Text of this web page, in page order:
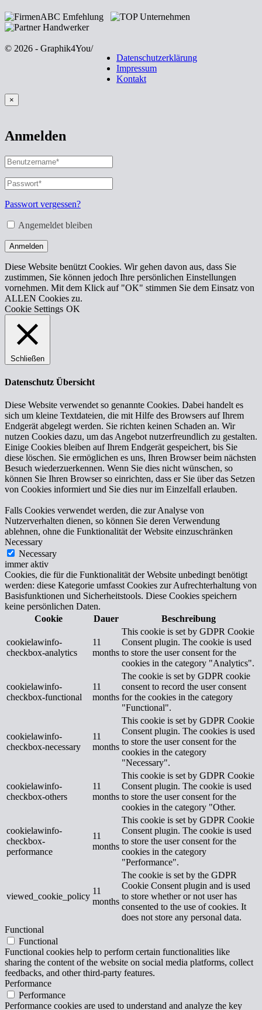
© 2026 - Graphik4You/
Datenschutzerklärung
Impressum
Kontakt
×
Anmelden
Benutzername
oder
E-
Mail-
Adresse*
Passwort*
Erforderlich
Passwort vergessen?
Angemeldet bleiben
Anmelden
Diese Website benützt Cookies. Wir gehen davon aus, dass Sie
zustimmen, Sie können jedoch Ihre persönlichen Einstellungen
vornehmen. Mit dem Klick auf "OK" stimmen Sie dem Einsatz von
ALLEN Cookies zu.
Cookie Settings OK
Schließen
Datenschutz Übersicht
Diese Website verwendet so genannte Cookies. Dabei handelt es
sich um kleine Textdateien, die mit Hilfe des Browsers auf Ihrem
Endgerät abgelegt werden. Sie richten keinen Schaden an. Wir
nutzen Cookies dazu, um das Angebot nutzerfreundlich zu gestalten.
Einige Cookies bleiben auf Ihrem Endgerät gespeichert, bis Sie
diese löschen. Sie ermöglichen es uns, Ihren Browser beim nächsten
Besuch wiederzuerkennen. Wenn Sie dies nicht wünschen, so
können Sie Ihren Browser so einrichten, dass er Sie über das Setzen
von Cookies informiert und Sie dies nur im Einzelfall erlauben.
Falls Cookies verwendet werden, die zur Analyse von
Nutzerverhalten dienen, so können Sie deren Verwendung
ablehnen, ohne die Funktionalität der Website einzuschränken
Necessary
Necessary
immer aktiv
Cookies, die für die Funktionalität der Website unbedingt benötigt
werden: diese Kategorie umfasst Cookies zur Aufrechterhaltung von
Basisfunktionen und Sicherheitstools. Diese Cookies speichern
keine persönlichen Daten.
Cookie
Dauer Beschreibung
cookielawinfo-
checkbox-analytics
11
months
This cookie is set by GDPR Cookie
Consent plugin. The cookie is used
to store the user consent for the
cookies in the category "Analytics".
cookielawinfo-
checkbox-functional
11
months
The cookie is set by GDPR cookie
consent to record the user consent
for the cookies in the category
"Functional".
cookielawinfo-
checkbox-necessary
11
months
This cookie is set by GDPR Cookie
Consent plugin. The cookies is used
to store the user consent for the
cookies in the category
"Necessary".
cookielawinfo-
checkbox-others
11
months
This cookie is set by GDPR Cookie
Consent plugin. The cookie is used
to store the user consent for the
cookies in the category "Other.
cookielawinfo-
checkbox-
performance
11
months
This cookie is set by GDPR Cookie
Consent plugin. The cookie is used
to store the user consent for the
cookies in the category
"Performance".
viewed_cookie_policy
11
months
The cookie is set by the GDPR
Cookie Consent plugin and is used
to store whether or not user has
consented to the use of cookies. It
does not store any personal data.
Functional
Functional
Functional cookies help to perform certain functionalities like
sharing the content of the website on social media platforms, collect
feedbacks, and other third-party features.
Performance
Performance
Performance cookies are used to understand and analyze the key